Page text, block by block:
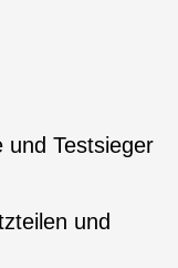
und Testsieger
und